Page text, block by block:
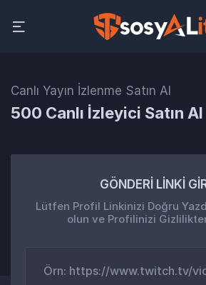
Canlı Yayın İzlenme Satın Al
500 Canlı İzleyici Satın Al
GÖNDERİ LİNKİ
Lütfen Profil Linkinizi Doğru
olun ve Profilinizi